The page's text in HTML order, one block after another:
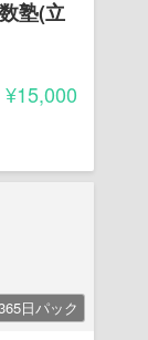
塾(立
¥15,000
日パック